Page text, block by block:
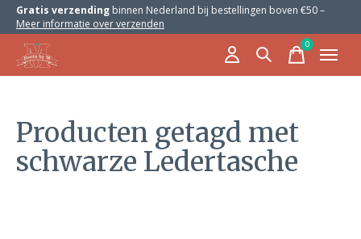
Gratis verzending binnen Nederland bij bestellingen boven €50 –
Meer informatie over verzenden
0items
Producten getagd met
schwarze Ledertasche